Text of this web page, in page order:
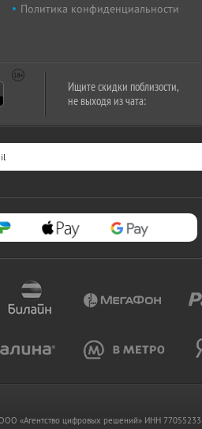
Политика конфиденциальности
Ищите скидки поблизости,
не выходя из чата:
«Агентство цифровых решений» ИНН